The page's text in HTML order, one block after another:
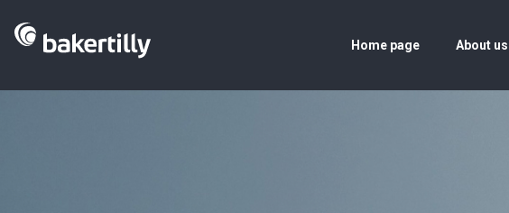
Home page About us